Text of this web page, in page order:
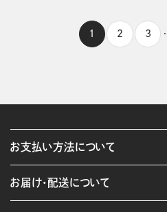
1 2 3
お支払い方法について
お届け・配送について